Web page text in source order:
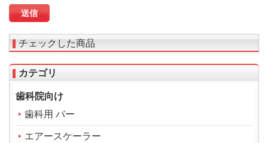
チェックした商品
カテゴリ
歯科院向け
歯科用 バー
エアースケーラー